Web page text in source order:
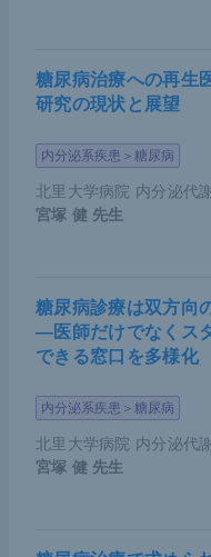
糖尿病治療への再
研究の現状と展望
内分泌系疾患＞糖尿病
北里大学病院 内分泌代
宮塚 健 先生
糖尿病診療は双方向
―医師だけでなくス
できる窓口を多様化
内分泌系疾患＞糖尿病
北里大学病院 内分泌代
宮塚 健 先生